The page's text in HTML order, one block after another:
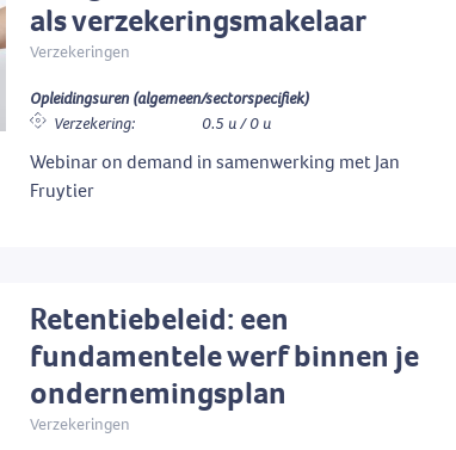
als verzekeringsmakelaar
Verzekeringen
Opleidingsuren (algemeen/sectorspecifiek)
Verzekering:
0.5 u / 0 u
Webinar on demand in samenwerking met Jan
Fruytier
Retentiebeleid: een
fundamentele werf binnen je
ondernemingsplan
Verzekeringen